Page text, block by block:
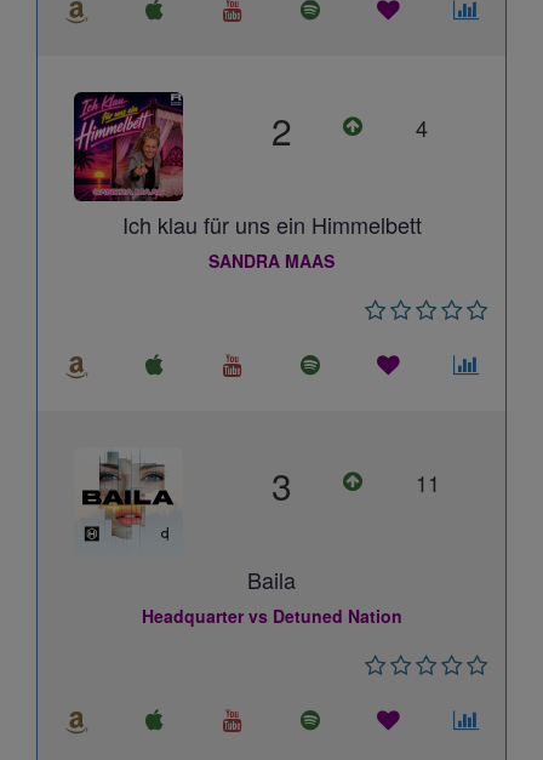
2 4
Ich klau für uns ein Himmelbett
SANDRA MAAS
3 11
Baila
Headquarter vs Detuned Nation